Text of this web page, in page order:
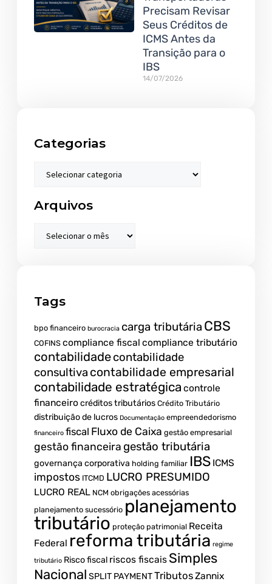
Precisam Revisar
Seus Créditos de
ICMS Antes da
Transição para o
IBS
14/07/2026
Categorias
Arquivos
Tags
bpo financeiro burocracia carga tributária CBS
COFINS compliance fiscal compliance tributário
contabilidadecontabilidade
consultiva contabilidade empresarial
contabilidade estratégica controle
financeirocréditos tributários Crédito Tributário
distribuição de lucros Documentação empreendedorismo
financeiro fiscal Fluxo de Caixa gestão empresarial
gestão financeira gestão tributária
governança corporativa holding familiar IBS ICMS
impostos ITCMD LUCRO PRESUMIDO
LUCRO REAL NCM obrigações acessórias
planejamento sucessório planejamento
tributário proteção patrimonial Receita
Federal reforma tributária regime
tributário Risco fiscal riscos fiscais Simples
Nacional SPLIT PAYMENTTributosZannix